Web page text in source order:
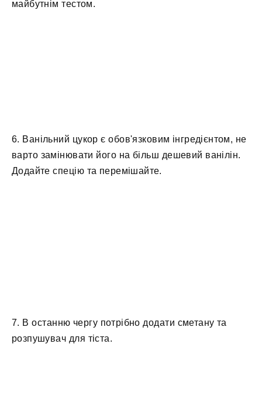
майбутнім тестом.
6. Ванільний цукор є обов'язковим інгредієнтом, не
варто замінювати його на більш дешевий ванілін.
Додайте спецію та перемішайте.
7. В останню чергу потрібно додати сметану та
розпушувач для тіста.